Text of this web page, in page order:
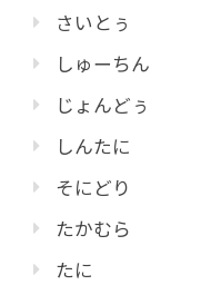
さいとぅ
しゅーちん
じょんどぅ
しんたに
そにどり
たかむら
たに